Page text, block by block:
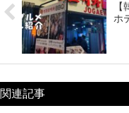
ホ
関連記事